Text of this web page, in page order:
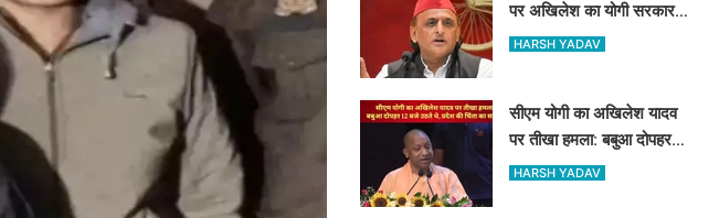
पर अखिलेश का योगी सरकार
पर हमला, बोले- शिक्षा और
HARSH YADAV
सीएम योगी का अखिलेश यादव
पर तीखा हमला: बबुआ दोपहर
12 बजे उठते थे, प्रदेश की
HARSH YADAV